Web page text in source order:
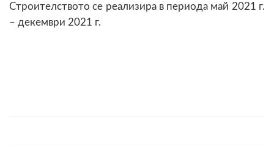
Строителството се реализира в периода май 2021 г.
– декември 2021 г.